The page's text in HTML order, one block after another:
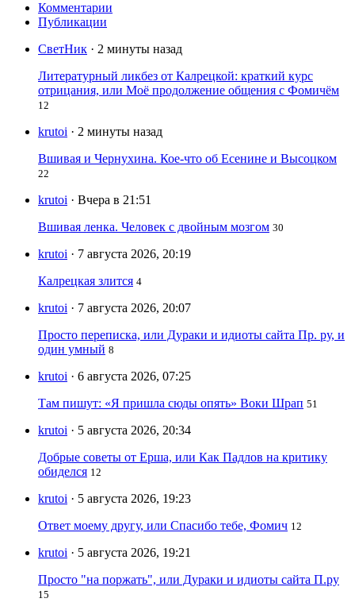
Комментарии
Публикации
СветНик · 2 минуты назад
Литературный ликбез от Калрецкой: краткий курс
отрицания, или Моё продолжение общения с Фомичём
12
krutoi · 2 минуты назад
Вшивая и Чернухина. Кое-что об Есенине и Высоцком
22
krutoi · Вчера в 21:51
Вшивая ленка. Человек с двойным мозгом 30
krutoi · 7 августа 2026, 20:19
Калрецкая злится 4
krutoi · 7 августа 2026, 20:07
Просто переписка, или Дураки и идиоты сайта Пр. ру, и
один умный 8
krutoi · 6 августа 2026, 07:25
Там пишут: «Я пришла сюды опять» Воки Шрап 51
krutoi · 5 августа 2026, 20:34
Добрые советы от Ерша, или Как Падлов на критику
обиделся 12
krutoi · 5 августа 2026, 19:23
Ответ моему другу, или Спасибо тебе, Фомич 12
krutoi · 5 августа 2026, 19:21
Просто "на поржать", или Дураки и идиоты сайта П.ру
15